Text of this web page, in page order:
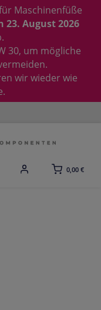
Maschinenfüße
23. August 2026
30, um mögliche
wir wieder wie
0,00 €